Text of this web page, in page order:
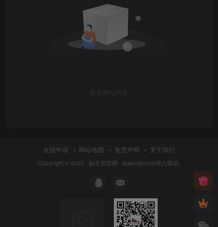
暂无评论内容
友链申请 网站地图 免责声明 关于我们
Copyright © 2025 · 副业资源网 · 由wordpress强力驱动.